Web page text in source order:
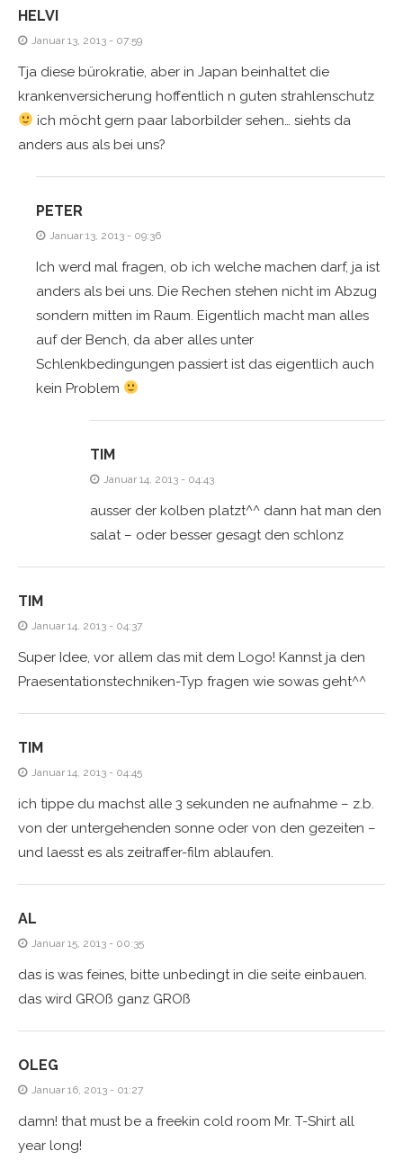
HELVI
Januar 13, 2013 - 07:59
Tja diese bürokratie, aber in Japan beinhaltet die
krankenversicherung hoffentlich n guten strahlenschutz
ich möcht gern paar laborbilder sehen… siehts da
anders aus als bei uns?
PETER
Januar 13, 2013 - 09:36
Ich werd mal fragen, ob ich welche machen darf, ja ist
anders als bei uns. Die Rechen stehen nicht im Abzug
sondern mitten im Raum. Eigentlich macht man alles
auf der Bench, da aber alles unter
Schlenkbedingungen passiert ist das eigentlich auch
kein Problem
TIM
Januar 14, 2013 - 04:43
ausser der kolben platzt^^ dann hat man den
salat – oder besser gesagt den schlonz
TIM
Januar 14, 2013 - 04:37
Super Idee, vor allem das mit dem Logo! Kannst ja den
Praesentationstechniken-Typ fragen wie sowas geht^^
TIM
Januar 14, 2013 - 04:45
ich tippe du machst alle 3 sekunden ne aufnahme – z.b.
von der untergehenden sonne oder von den gezeiten –
und laesst es als zeitraffer-film ablaufen.
AL
Januar 15, 2013 - 00:35
das is was feines, bitte unbedingt in die seite einbauen.
das wird GROß ganz GROß
OLEG
Januar 16, 2013 - 01:27
damn! that must be a freekin cold room Mr. T-Shirt all
year long!